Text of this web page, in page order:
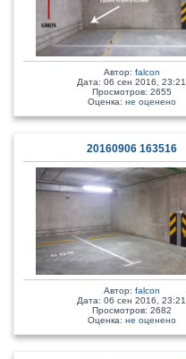
Автор: falcon
Дата: 06 сен 2016, 23:21
Просмотров: 2655
Оценка: не оценено
20160906 163516
Автор: falcon
Дата: 06 сен 2016, 23:21
Просмотров: 2682
Оценка: не оценено